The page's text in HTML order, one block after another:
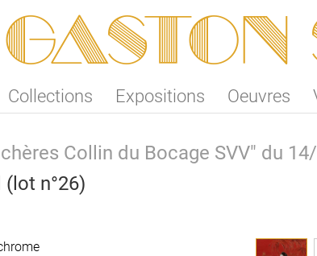
Gaston
Collections Expositions Oeuvres
Collin du Bocage SVV" du
n°26)